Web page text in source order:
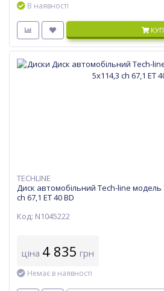
В наявності
TECHLINE
Диск автомобільний Tech-line модель
ch 67,1 ET 40 BD
Код: N1045222
ціна 4 835 грн
Немає в наявності